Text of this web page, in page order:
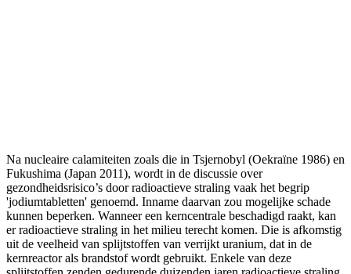
Na nucleaire calamiteiten zoals die in Tsjernobyl (Oekraïne 1986) en
Fukushima (Japan 2011), wordt in de discussie over
gezondheidsrisico’s door radioactieve straling vaak het begrip
'jodiumtabletten' genoemd. Inname daarvan zou mogelijke schade
kunnen beperken. Wanneer een kerncentrale beschadigd raakt, kan
er radioactieve straling in het milieu terecht komen. Die is afkomstig
uit de veelheid van splijtstoffen van verrijkt uranium, dat in de
kernreactor als brandstof wordt gebruikt. Enkele van deze